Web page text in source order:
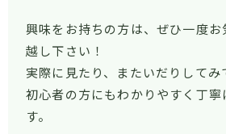
興味をお持ちの方は、ぜひ一度お
越し下さい！
実際に見たり、またいだりしてみ
初心者の方にもわかりやすく丁寧
す。